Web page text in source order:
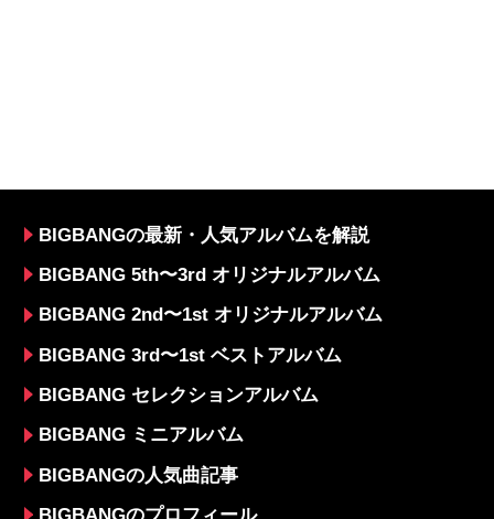
BIGBANGの最新・人気アルバムを解説
BIGBANG 5th〜3rd オリジナルアルバム
BIGBANG 2nd〜1st オリジナルアルバム
BIGBANG 3rd〜1st ベストアルバム
BIGBANG セレクションアルバム
BIGBANG ミニアルバム
BIGBANGの人気曲記事